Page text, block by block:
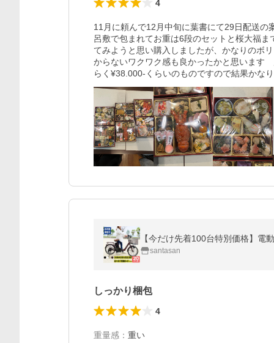
4
11月に頼んで12月中旬に葉書にて29日配送
呂敷で包まれてお重は6段のセットと桜大福
てみようと思い購入しましたが、かなりのボ
からないワクワク感も良かったかと思います
らく¥38.000-くらいのものですので結果かな
【今だけ先着100台特別価格】
santasan
しっかり梱包
4
重量感 ： 重い